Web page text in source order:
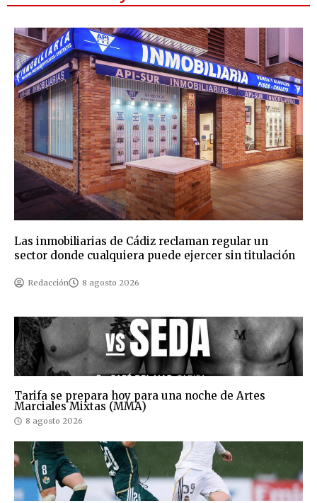
Las inmobiliarias de Cádiz reclaman regular un
sector donde cualquiera puede ejercer sin titulación
Redacción 8 agosto 2026
Tarifa se prepara hoy para una noche de Artes
Marciales Mixtas (MMA)
8 agosto 2026